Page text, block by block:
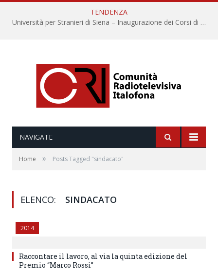
TENDENZA
Università per Stranieri di Siena – Inaugurazione dei Corsi di Lingua e Cultura Italiana, 109a annata
NAVIGATE
Home » Posts Tagged "sindacato"
ELENCO: SINDACATO
2014
Raccontare il lavoro, al via la quinta edizione del
Premio “Marco Rossi”